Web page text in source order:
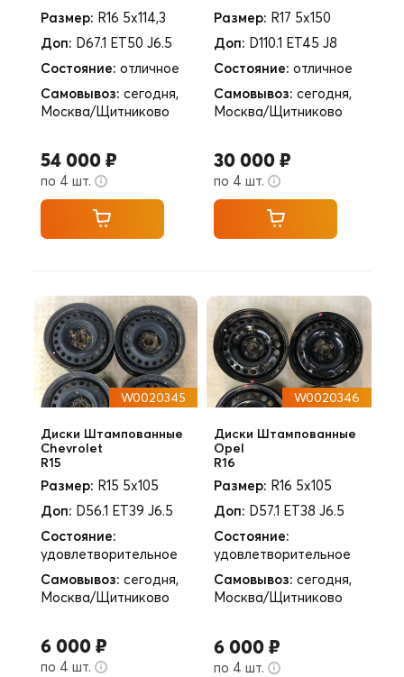
Размер: R16 5x114,3
Доп: D67.1 ET50 J6.5
Состояние: отличное
Самовывоз: сегодня,
Москва/Щитниково
54 000 ₽
по 4 шт.
Размер: R17 5x150
Доп: D110.1 ET45 J8
Состояние: отличное
Самовывоз: сегодня,
Москва/Щитниково
30 000 ₽
по 4 шт.
W0020345
Диски Штампованные
Chevrolet
R15
Размер: R15 5x105
Доп: D56.1 ET39 J6.5
Состояние:
удовлетворительное
Самовывоз: сегодня,
Москва/Щитниково
6 000 ₽
по 4 шт.
W0020346
Диски Штампованные
Opel
R16
Размер: R16 5x105
Доп: D57.1 ET38 J6.5
Состояние:
удовлетворительное
Самовывоз: сегодня,
Москва/Щитниково
6 000 ₽
по 4 шт.